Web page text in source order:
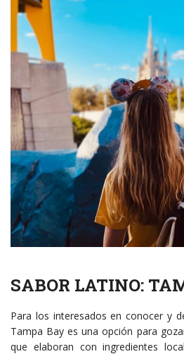
SABOR LATINO:
Para los interesados en conocer y
Tampa Bay es una opción para
que elaboran con ingredientes